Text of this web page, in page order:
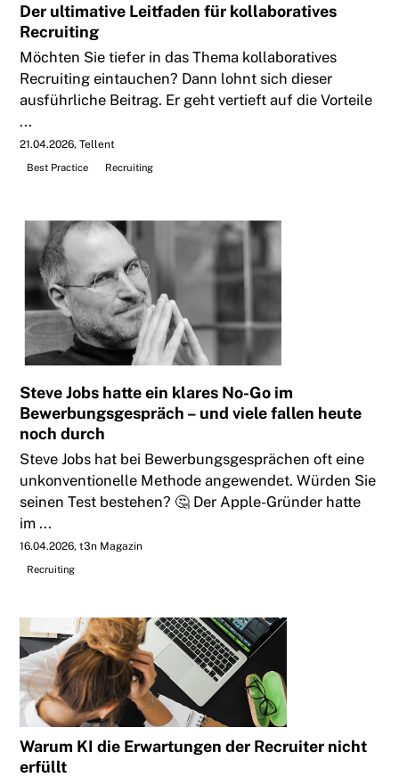
Der ultimative Leitfaden für kollaboratives
Recruiting
Möchten Sie tiefer in das Thema kollaboratives
Recruiting eintauchen? Dann lohnt sich dieser
ausführliche Beitrag. Er geht vertieft auf die Vorteile
...
21.04.2026 Tellent
Best Practice
Recruiting
Steve Jobs hatte ein klares No-Go im
Bewerbungsgespräch – und viele fallen heute
noch durch
Steve Jobs hat bei Bewerbungsgesprächen oft eine
unkonventionelle Methode angewendet. Würden Sie
seinen Test bestehen? 🤔 Der Apple-Gründer hatte
im ...
16.04.2026 t3n Magazin
Recruiting
Warum KI die Erwartungen der Recruiter nicht
erfüllt